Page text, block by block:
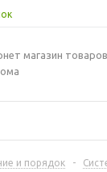
магазин товаров
и порядок -